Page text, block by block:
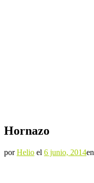
Hornazo
porHelio el 6 junio, 2014en